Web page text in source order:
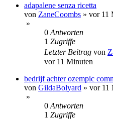
adapalene senza ricetta
von ZaneCoombs » vor 11
»
0 Antworten
1 Zugriffe
Letzter Beitrag von
vor 11 Minuten
bedrijf achter ozempic
von GildaBolyard » vor 11
»
0 Antworten
1 Zugriffe